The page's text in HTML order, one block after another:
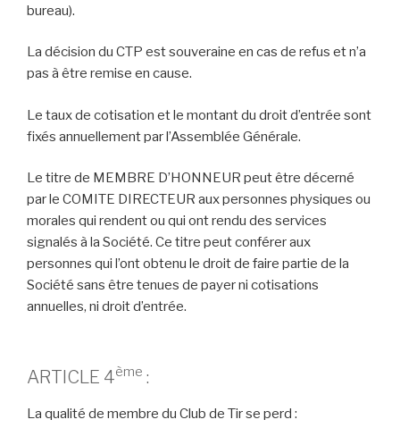
bureau).
La décision du CTP est souveraine en cas de refus et n’a
pas à être remise en cause.
Le taux de cotisation et le montant du droit d’entrée sont
fixés annuellement par l’Assemblée Générale.
Le titre de MEMBRE D’HONNEUR peut être décerné
par le COMITE DIRECTEUR aux personnes physiques ou
morales qui rendent ou qui ont rendu des services
signalés à la Société. Ce titre peut conférer aux
personnes qui l’ont obtenu le droit de faire partie de la
Société sans être tenues de payer ni cotisations
annuelles, ni droit d’entrée.
ARTICLE 4ème :
La qualité de membre du Club de Tir se perd :